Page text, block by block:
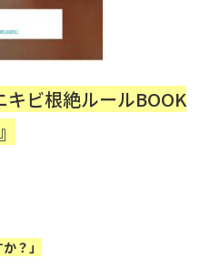
キビ根絶ルールBOOK
？」